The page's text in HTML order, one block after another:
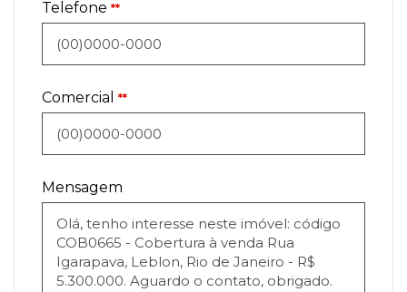
Telefone **
Comercial **
Mensagem